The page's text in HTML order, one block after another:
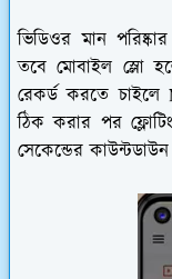
ভিডিওর মান
তবে মোবাইল স্লো
রেকর্ড করতে
ঠিক করার পর
সেকেন্ডের